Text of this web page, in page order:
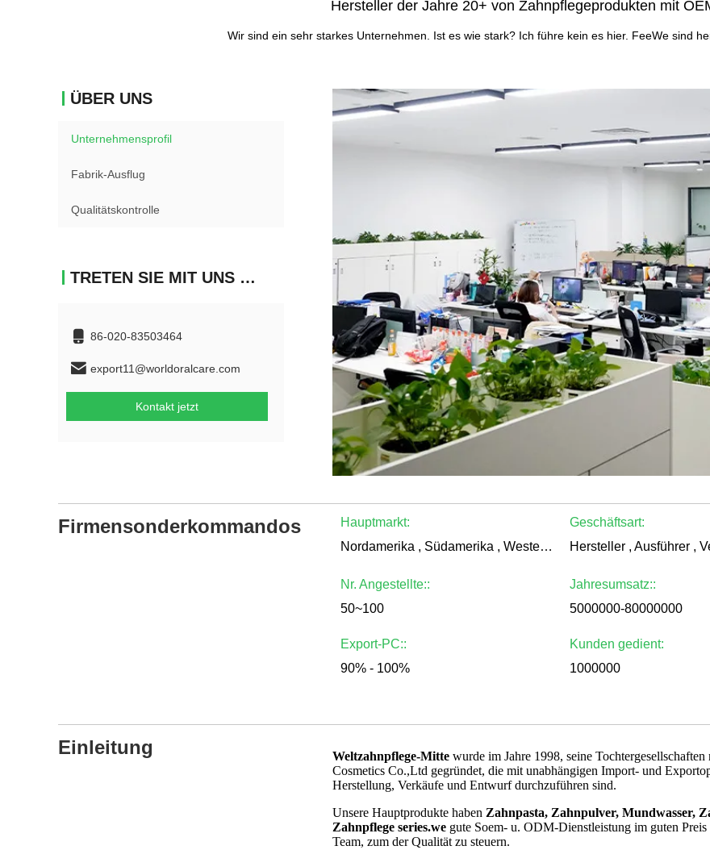
Hersteller der Jahre 20+ von Zahnpflegeprodukten mit
Wir sind ein sehr starkes Unternehmen. Ist es wie stark? Ich führe kein es hier. FeeWe sind
ÜBER UNS
Unternehmensprofil
Fabrik-Ausflug
Qualitätskontrolle
TRETEN SIE MIT UNS IN VERBINDUNG
86-020-83503464
export11@worldoralcare.com
Kontakt jetzt
Firmensonderkommandos
Hauptmarkt:
Nordamerika , Südamerika , Westeuropa , Osteuropa , Ostasien , Naher , Naher Osten , Afrika , Weltweit
Geschäftsart:
Hersteller , Ausführer ,
Nr. Angestellte::
50~100
Jahresumsatz::
5000000-80000000
Export-PC::
90% - 100%
Kunden gedient:
1000000
Einleitung Weltzahnpflege-Mitte wurde im Jahre 1998, seine
Cosmetics Co.,Ltd gegründet, die mit unabhängigen Import- und
Herstellung, Verkäufe und Entwurf durchzuführen sind.
Unsere Hauptprodukte haben Zahnpasta, Zahnpulver, Mundwasser,
Zahnpflege series.we gute Soem- u. ODM-Dienstleistung im guten
Team, zum der Qualität zu steuern.